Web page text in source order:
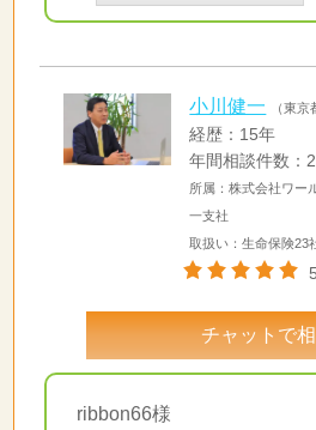
小川健一 （東京
経歴：15年
年間相談件数：
所属：株式会社ワ
一支社
取扱い：生命保険
チャットで
ribbon66様